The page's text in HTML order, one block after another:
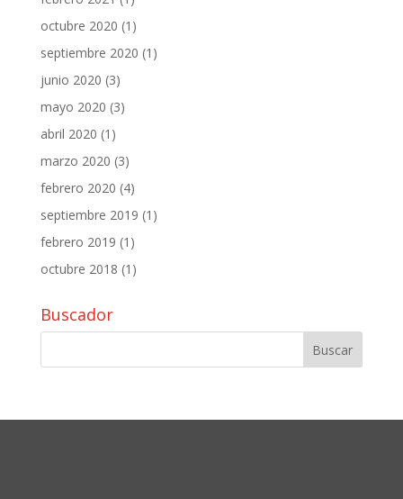
octubre 2020 (1)
septiembre 2020 (1)
junio 2020 (3)
mayo 2020 (3)
abril 2020 (1)
marzo 2020 (3)
febrero 2020 (4)
septiembre 2019 (1)
febrero 2019 (1)
octubre 2018 (1)
Buscador